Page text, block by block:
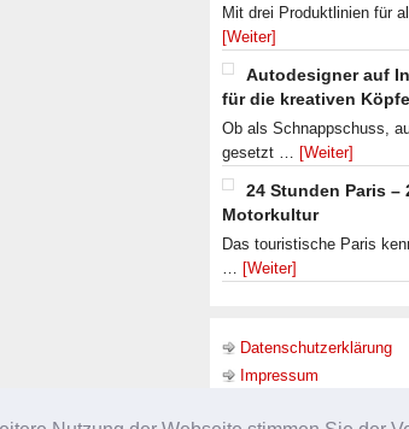
Mit drei Produktlinien für
[Weiter]
Autodesigner auf
für die kreativen Köpfe
Ob als Schnappschuss,
gesetzt … [Weiter]
24 Stunden Paris –
Motorkultur
Das touristische Paris
… [Weiter]
Datenschutzerklärung
Impressum